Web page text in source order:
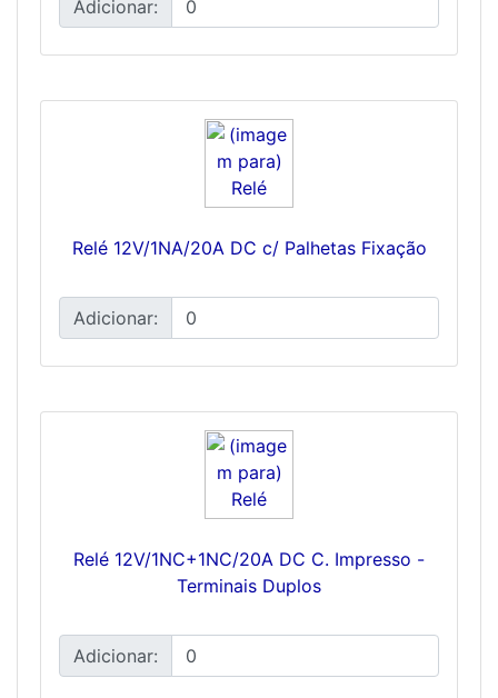
Adicionar:
Relé 12V/1NA/20A DC c/ Palhetas Fixação
Adicionar:
Relé 12V/1NC+1NC/20A DC C. Impresso -
Terminais Duplos
Adicionar: